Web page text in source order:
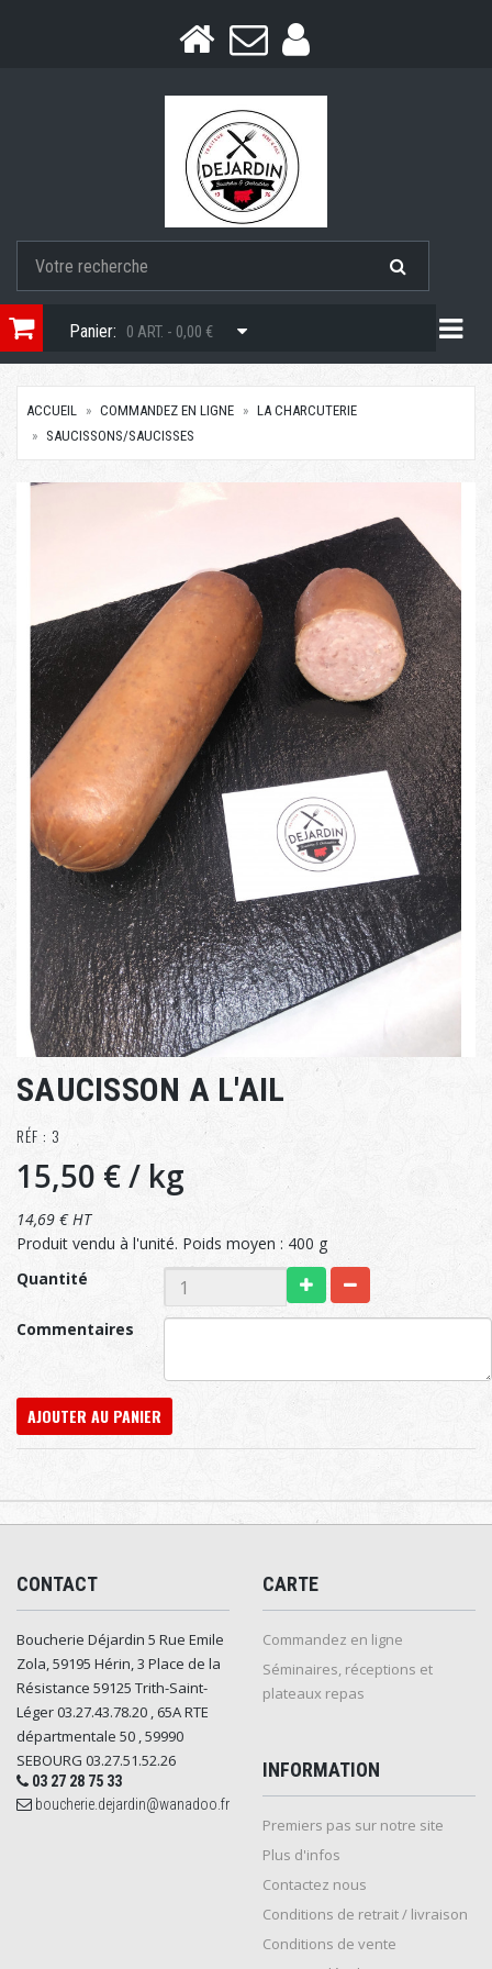
Panier: 0 ART. - 0,00 €
ACCUEIL COMMANDEZ EN LIGNE
LA CHARCUTERIE
SAUCISSONS/SAUCISSES
SAUCISSON A L'AIL
RÉF : 3
15,50 €/ kg
14,69 € HT
Produit vendu à l'unité. Poids moyen : 400 g
Quantité
Commentaires
AJOUTER AU PANIER
CONTACT
Boucherie Déjardin 5 Rue Emile
Zola, 59195 Hérin, 3 Place de la
Résistance 59125 Trith-Saint-
Léger 03.27.43.78.20 , 65A RTE
départmentale 50 , 59990
SEBOURG 03.27.51.52.26
03 27 28 75 33
boucherie.dejardin@wanadoo.fr
CARTE
Commandez en ligne
Séminaires, réceptions et
plateaux repas
INFORMATION
Premiers pas sur notre site
Plus d'infos
Contactez nous
Conditions de retrait / livraison
Conditions de vente